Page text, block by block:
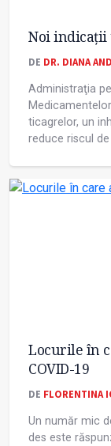
Noi
DE DR. DIANA
Administraţia
ticagrelor, un
reduce riscul de
Locurile în
COVID-19
DE FLORENTINA
Un număr mic
des este